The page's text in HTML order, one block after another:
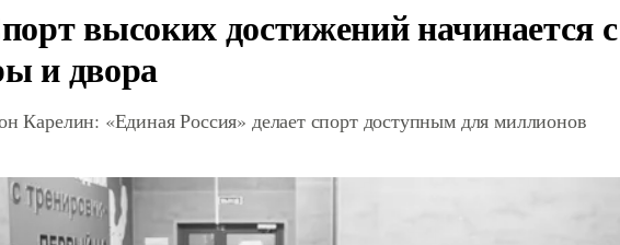
высоких достижений начинается с
и двора
Карелин: «Единая Россия» делает спорт доступным для миллионов